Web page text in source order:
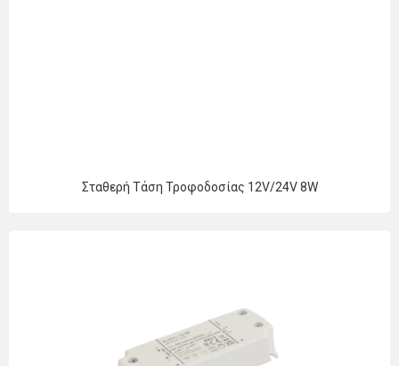
Σταθερή Τάση Τροφοδοσίας 12V/24V 8W